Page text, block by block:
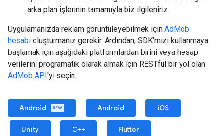
arka plan işlerinin tamamıyla biz ilgileniriz.
Uygulamanızda reklam görüntüleyebilmek için AdMob
hesabı oluşturmanız gerekir. Ardından, SDK'mızı kullanmaya
başlamak için aşağıdaki platformlardan birini veya hesap
verilerini programatik olarak almak için RESTful bir yol olan
AdMob API'yi seçin.
Android Android iOS
Unity C++ Flutter